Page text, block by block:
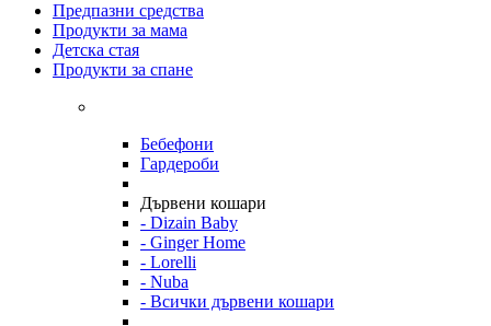
Предпазни средства
Продукти за мама
Детска стая
Продукти за спане
Бебефони
Гардероби
Дървени кошари
- Dizain Baby
- Ginger Home
- Lorelli
- Nuba
- Всички дървени кошари